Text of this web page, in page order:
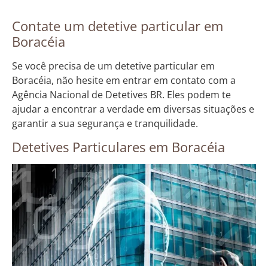
Contate um detetive particular em
Boracéia
Se você precisa de um detetive particular em
Boracéia, não hesite em entrar em contato com a
Agência Nacional de Detetives BR. Eles podem te
ajudar a encontrar a verdade em diversas situações e
garantir a sua segurança e tranquilidade.
Detetives Particulares em Boracéia